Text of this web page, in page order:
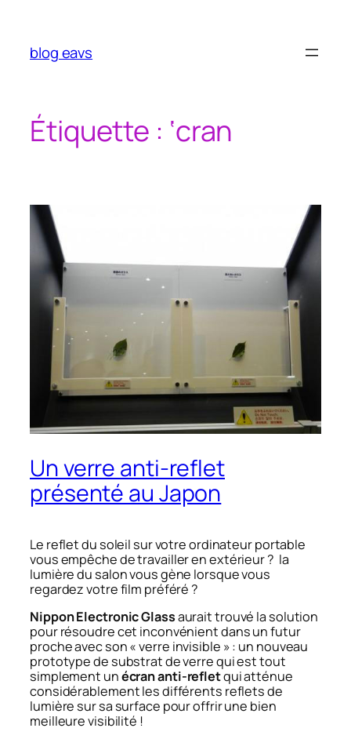
contenu
blog eavs
Étiquette : ‘cran
Un verre anti-reflet
présenté au Japon
Le reflet du soleil sur votre ordinateur portable
vous empêche de travailler en extérieur ? la
lumière du salon vous gène lorsque vous
regardez votre film préféré ?
Nippon Electronic Glassaurait trouvé la solution
pour résoudre cet inconvénient dans un futur
proche avec son «verre invisible » : un nouveau
prototype de substrat de verre qui est tout
simplement unécran anti-refletqui atténue
considérablement les différents reflets de
lumière sur sa surface pour offrir une bien
meilleure visibilité !